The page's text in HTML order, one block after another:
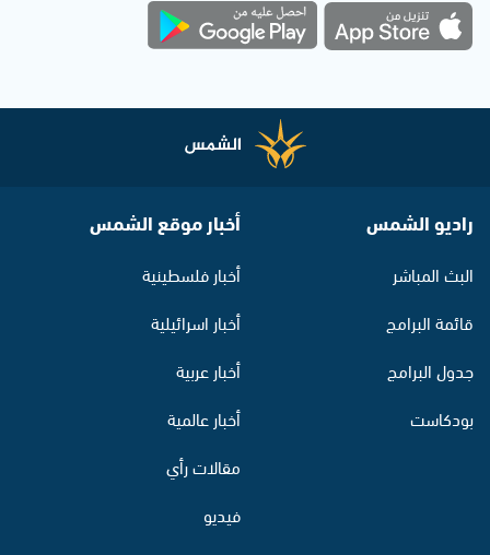
راديو الشمس
البث المباشر
قائمة البرامج
جدول البرامج
بودكاست
أخبار موقع الشمس
أخبار فلسطينية
أخبار اسرائيلية
أخبار عربية
أخبار عالمية
مقالات رأي
فيديو